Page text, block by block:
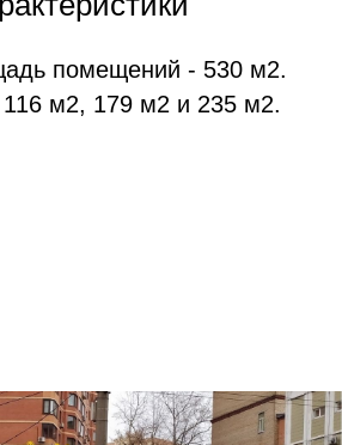
помещений - 530 м2.
м2, 179 м2 и 235 м2.